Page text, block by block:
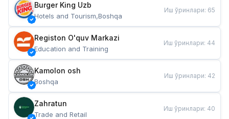
Burger King Uzb
Hotels and Tourism,Boshqa
Иш ўринлари: 65
Registon O'quv Markazi
Education and Training
Иш ўринлари: 44
Kamolon osh
Boshqa
Иш ўринлари: 42
Zahratun
Trade and Retail
Иш ўринлари: 40